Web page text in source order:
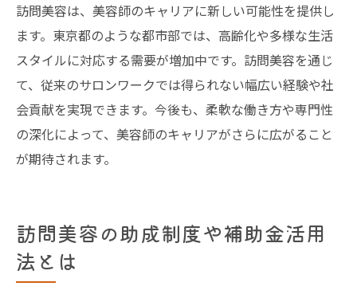
訪問美容は、美容師のキャリアに新しい可能性を提供し
ます。東京都のような都市部では、高齢化や多様な生活
スタイルに対応する需要が増加中です。訪問美容を通じ
て、従来のサロンワークでは得られない幅広い経験や社
会貢献を実現できます。今後も、柔軟な働き方や専門性
の深化によって、美容師のキャリアがさらに広がること
が期待されます。
訪問美容の助成制度や補助金活用
法とは